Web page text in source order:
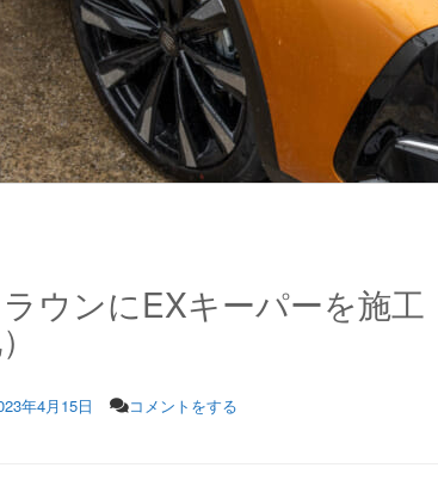
ウンにEXキーパーを施工
年4月15日 コメントをする